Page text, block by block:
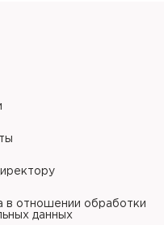
в отношении обработки
данных